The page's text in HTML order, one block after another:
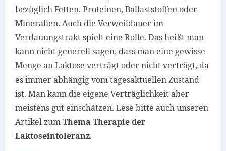
bezüglich Fetten, Proteinen, Ballaststoffen oder
Mineralien. Auch die Verweildauer im
Verdauungstrakt spielt eine Rolle. Das heißt man
kann nicht generell sagen, dass man eine gewisse
Menge an Laktose verträgt oder nicht verträgt, da
es immer abhängig vom tagesaktuellen Zustand
ist. Man kann die eigene Verträglichkeit aber
meistens gut einschätzen. Lese bitte auch unseren
Artikel zumThema Therapie der
Laktoseintoleranz.